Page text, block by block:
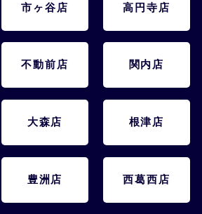
市ヶ谷店 高円寺店
不動前店 関内店
大森店 根津店
豊洲店 西葛西店